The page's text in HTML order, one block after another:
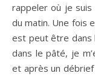
rappeler où je
du matin. Une fois
est peut être dans
dans le pâté, je
et après un